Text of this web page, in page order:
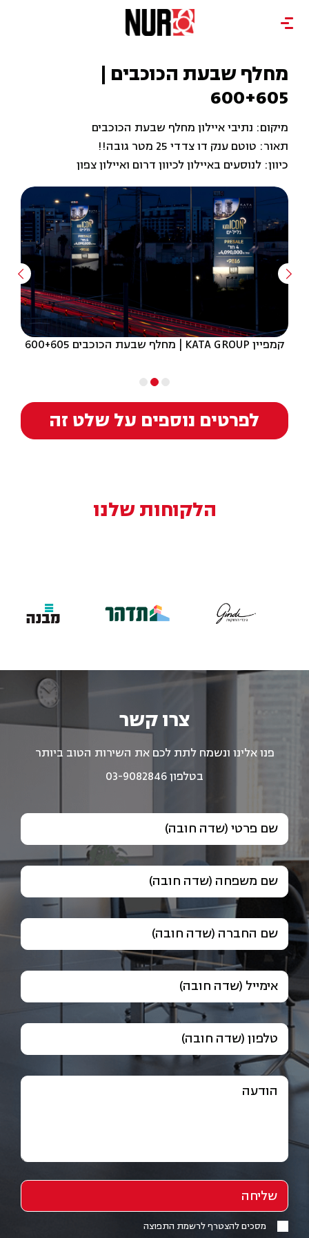
מחלף שבעת הכוכבים |
600+605
מיקום: נתיבי איילון מחלף שבעת הכוכבים
תאור: טוטם ענק דו צדדי 25 מטר גובה!!
כיוון: לנוסעים באיילון לכיוון דרום ואיילון צפון
קמפיין KATA GROUP | מחלף שבעת הכוכבים 600+605
לפרטים נוספים על שלט זה
הלקוחות שלנו
צרו קשר
פנו אלינו ונשמח לתת לכם את השירות הטוב ביותר
בטלפון 03-9082846
שם פרטי (שדה חובה)
שם משפחה (שדה חובה)
שם החברה (שדה חובה)
אימייל (שדה חובה)
טלפון (שדה חובה)
הודעה
מסכים להצטרף לרשמת התפוצה